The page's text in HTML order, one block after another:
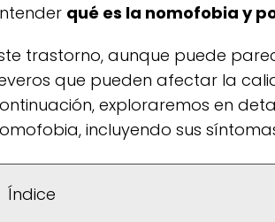
qué es la nomofobia y
trastorno, aunque puede
que pueden afectar la
exploraremos en
incluyendo sus
Índice